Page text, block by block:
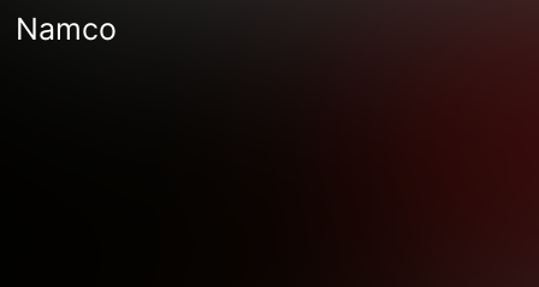
Namco